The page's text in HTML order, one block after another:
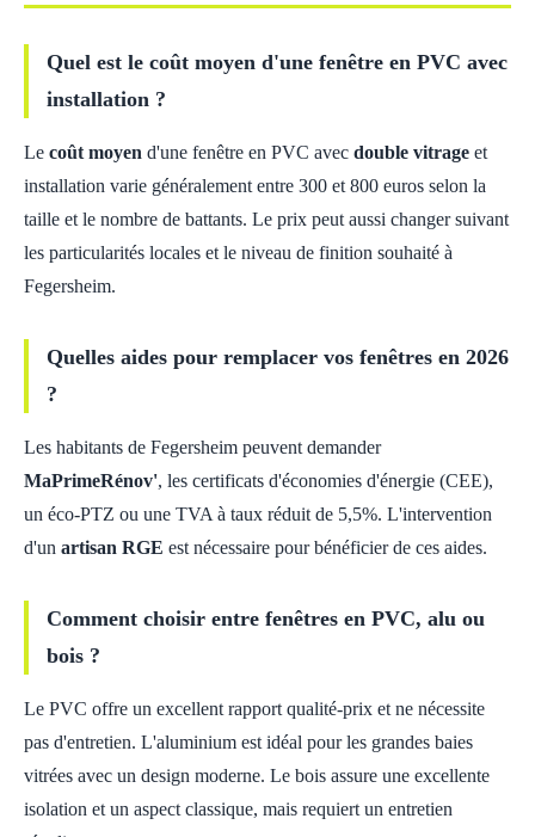
Quel est le coût moyen d'une fenêtre en PVC avec
installation ?
Le coût moyen d'une fenêtre en PVC avec double vitrage et
installation varie généralement entre 300 et 800 euros selon la
taille et le nombre de battants. Le prix peut aussi changer suivant
les particularités locales et le niveau de finition souhaité à
Fegersheim.
Quelles aides pour remplacer vos fenêtres en 2026
?
Les habitants de Fegersheim peuvent demander
MaPrimeRénov', les certificats d'économies d'énergie (CEE),
un éco-PTZ ou une TVA à taux réduit de 5,5%. L'intervention
d'un artisan RGE est nécessaire pour bénéficier de ces aides.
Comment choisir entre fenêtres en PVC, alu ou
bois ?
Le PVC offre un excellent rapport qualité-prix et ne nécessite
pas d'entretien. L'aluminium est idéal pour les grandes baies
vitrées avec un design moderne. Le bois assure une excellente
isolation et un aspect classique, mais requiert un entretien